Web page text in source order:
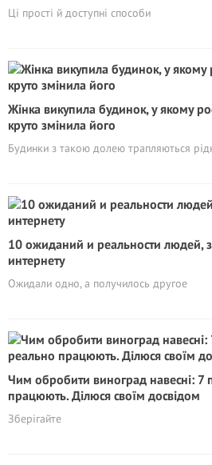
Ці прості й доступні способи
Жінка викупила будинок, у якому
круто змінила його
Будинки з такою долею трапляються
10 ожиданий и реальности людей,
интернету
Ожидали одно, а получилось другое
Чим обробити виноград навесні: 7
працюють. Ділюся своїм досвідом
Зберігайте